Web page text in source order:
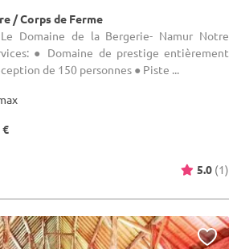
/ Corps de Ferme
Domaine de la Bergerie- Namur Notre
● Domaine de prestige entièrement
de 150 personnes ● Piste ...
€
5.0 (1)